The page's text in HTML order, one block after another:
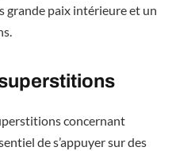
grande paix intérieure et un
concernant
de s’appuyer sur des